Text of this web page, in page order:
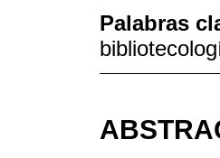
Palabras